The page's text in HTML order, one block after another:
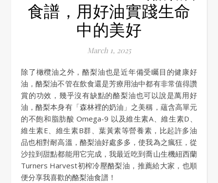
食譜，用好油實踐生命
中的美好
March 1, 2025
除了橄欖油之外，酪梨油也是近年備受矚目的健康好
油，酪梨油不管在飲食還是芳療用油中都有非常值得讚
賞的功效，幾乎沒有缺點的酪梨油也可以說是萬用好
油，酪梨本身有「森林裡的奶油」之美稱，蘊含高單元
的不飽和脂肪酸 Omega-9 以及維生素A、維生素D、
維生素E、維生素B群、葉黃素等營養素，比起許多油
品也相對耐高溫，酪梨油好處多多，使我為之瘋狂，從
沙拉到甜點都能用它完成，我最近吃到喬山生機紐西蘭
Turners Harvest初榨冷壓酪梨油，推薦給大家，也順
便分享我喜歡的酪梨油食譜！